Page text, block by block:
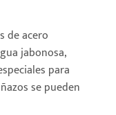
de acero
jabonosa,
para
se pueden